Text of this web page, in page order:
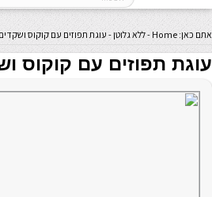
אתם כאן: Home
-ללא גלוטן- עוגת תפוזים עם קוקוס ושקדים
עוגת תפוזים עם קוקוס